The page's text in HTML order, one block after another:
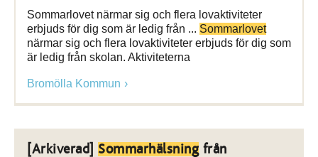
Sommarlovet närmar sig och flera lovaktiviteter
erbjuds för dig som är ledig från ... Sommarlovet
närmar sig och flera lovaktiviteter erbjuds för dig som
är ledig från skolan. Aktiviteterna
Bromölla Kommun
[Arkiverad] Sommarhälsning från